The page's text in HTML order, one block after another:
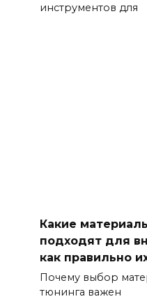
инструментов для
Какие
подходят для
как правильно
Почему выбор
тюнинга важен